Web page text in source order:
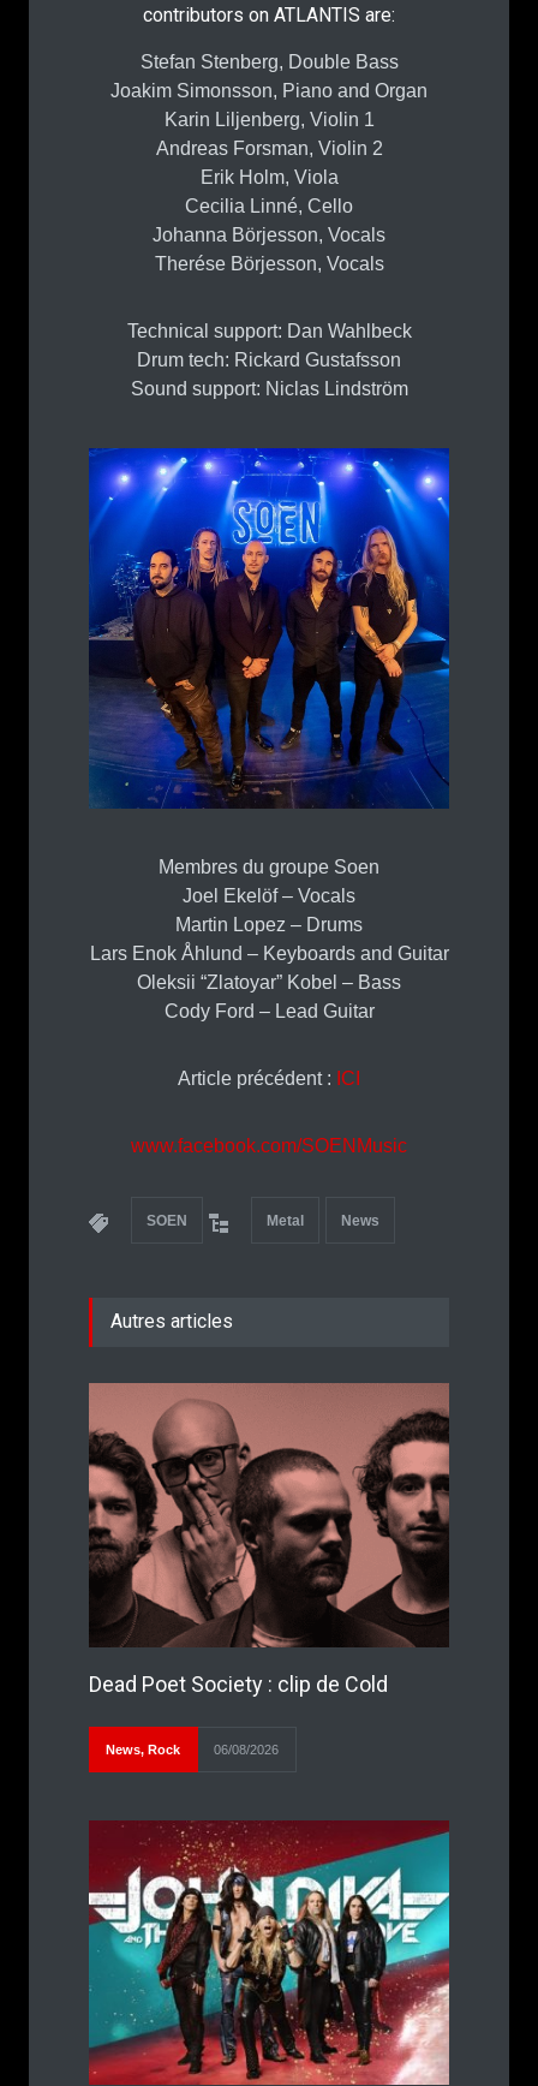
contributors on ATLANTIS are:
Stefan Stenberg, Double Bass
Joakim Simonsson, Piano and Organ
Karin Liljenberg, Violin 1
Andreas Forsman, Violin 2
Erik Holm, Viola
Cecilia Linné, Cello
Johanna Börjesson, Vocals
Therése Börjesson, Vocals
Technical support: Dan Wahlbeck
Drum tech: Rickard Gustafsson
Sound support: Niclas Lindström
Membres du groupe Soen
Joel Ekelöf – Vocals
Martin Lopez – Drums
Lars Enok Åhlund – Keyboards and Guitar
Oleksii “Zlatoyar” Kobel – Bass
Cody Ford – Lead Guitar
Article précédent : ICI
www.facebook.com/SOENMusic
SOEN Metal News
Autres articles
Dead Poet Society : clip de Cold
News, Rock 06/08/2026